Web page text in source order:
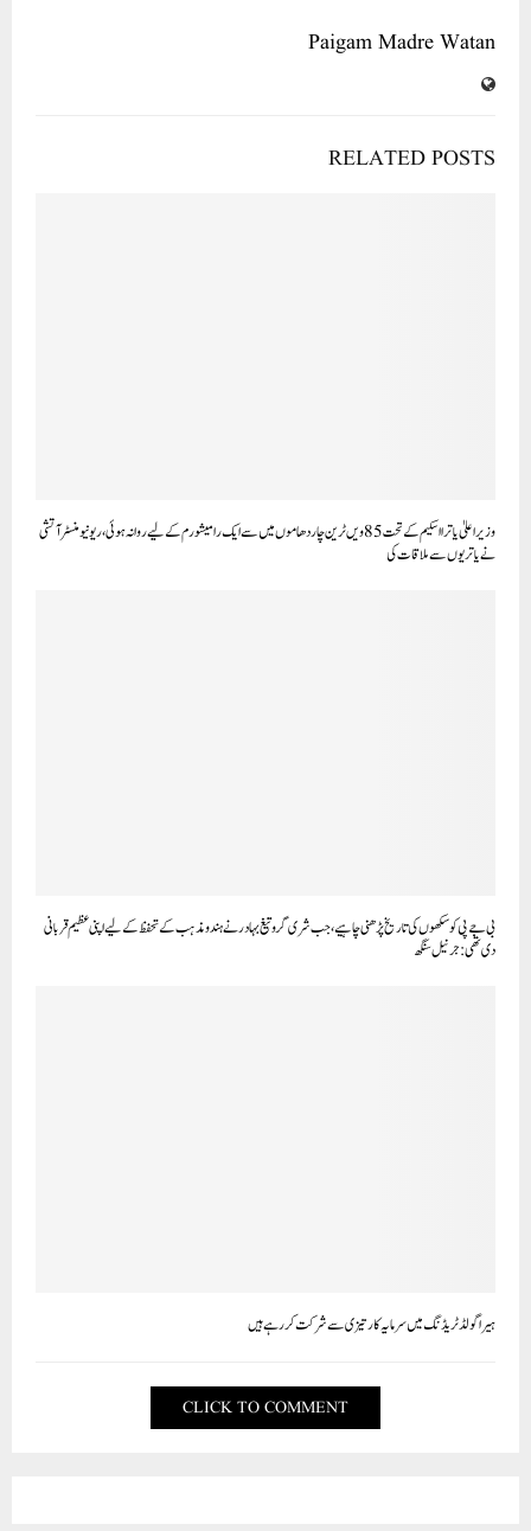
Paigam Madre Watan
RELATED POSTS
وزیر اعلیٰ یاترا اسکیم کے تحت 85ویں ٹرین چار دھاموں میں سے ایک رامیشورم کے لیے روانہ ہوئی، ریونیو منسٹر آتشی
نے یاتریوں سے ملاقات کی
بی جے پی کو سکھوں کی تاریخ پڑھنی چاہیے، جب شری گرو تیغ بہادر نے ہندو مذہب کے تحفظ کے لیے اپنی عظیم قربانی
دی تھی: جرنیل سنگھ
ہیرا گولڈ ٹریڈنگ میں سرمایہ کار تیزی سے شرکت کر رہے ہیں
CLICK TO COMMENT